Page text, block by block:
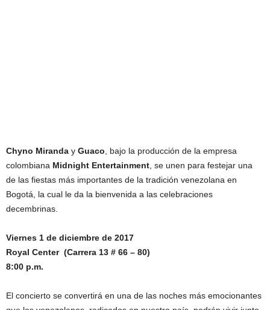
Chyno Miranda y Guaco , bajo la producción de la empresa
colombiana Midnight Entertainment , se unen para festejar una
de las fiestas más importantes de la tradición venezolana en
Bogotá, la cual le da la bienvenida a las celebraciones
decembrinas.
Viernes 1 de diciembre de 2017
Royal Center (Carrera 13 # 66 – 80)
8:00 p.m.
El concierto se convertirá en una de las noches más emocionantes